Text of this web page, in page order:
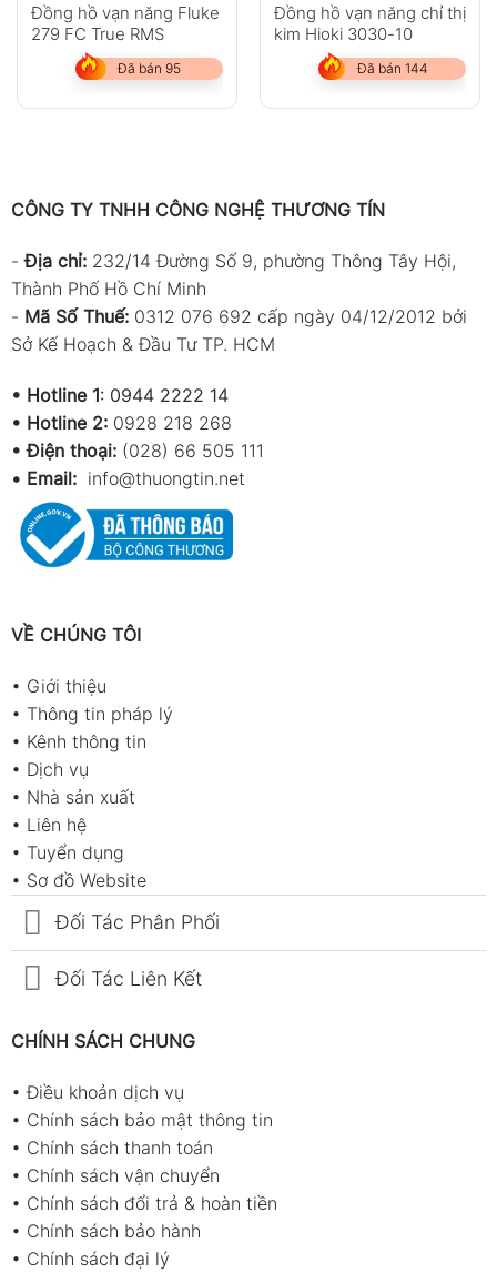
Đồng hồ vạn năng Fluke
279 FC True RMS
Đã bán 95
Đồng hồ vạn năng chỉ thị
kim Hioki 3030-10
Đã bán 144
CÔNG TY TNHH CÔNG NGHỆ THƯƠNG TÍN
-Địa chỉ: 232/14 Đường Số 9, phường Thông Tây Hội,
Thành Phố Hồ Chí Minh
- Mã Số Thuế: 0312 076 692 cấp ngày 04/12/2012 bởi
Sở Kế Hoạch & Đầu Tư TP. HCM
• Hotline 1: 0944 2222 14
• Hotline 2: 0928 218 268
• Điện thoại: (028) 66 505 111
• Email: info@thuongtin.net
VỀ CHÚNG TÔI
• Giới thiệu
• Thông tin pháp lý
• Kênh thông tin
• Dịch vụ
• Nhà sản xuất
• Liên hệ
• Tuyển dụng
• Sơ đồ Website
Đối Tác Phân Phối
Đối Tác Liên Kết
CHÍNH SÁCH CHUNG
•Điều khoản dịch vụ
• Chính sách bảo mật thông tin
• Chính sách thanh toán
• Chính sách vận chuyển
• Chính sách đổi trả & hoàn tiền
• Chính sách bảo hành
• Chính sách đại lý